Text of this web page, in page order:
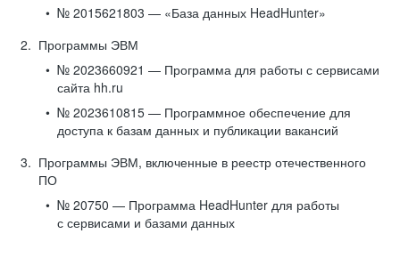
№ 2015621803 — «База данных HeadHunter»
Программы ЭВМ
№ 2023660921 — Программа для работы с сервисами
сайта hh.ru
№ 2023610815 — Программное обеспечение для
доступа к базам данных и публикации вакансий
Программы ЭВМ, включенные в реестр отечественного
ПО
№ 20750 — Программа HeadHunter для работы
с сервисами и базами данных